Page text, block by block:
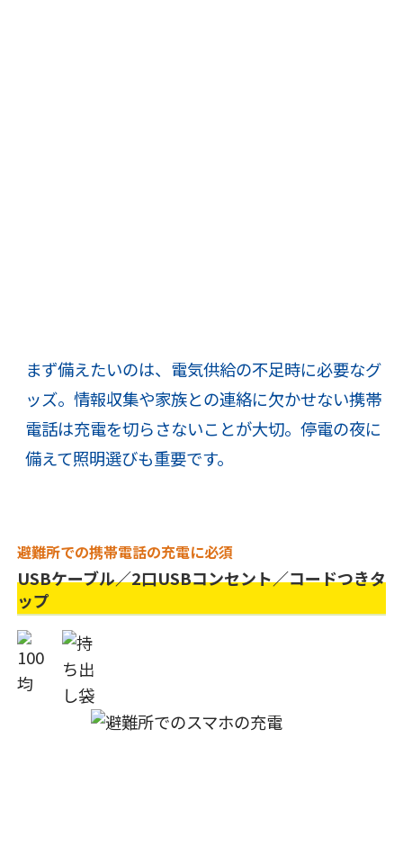
まず備えたいのは、電気供給の不足時に必要なグ
ッズ。情報収集や家族との連絡に欠かせない携帯
電話は充電を切らさないことが大切。停電の夜に
備えて照明選びも重要です。
避難所での携帯電話の充電に必須
USBケーブル／2口USBコンセント／コードつきタ
ップ